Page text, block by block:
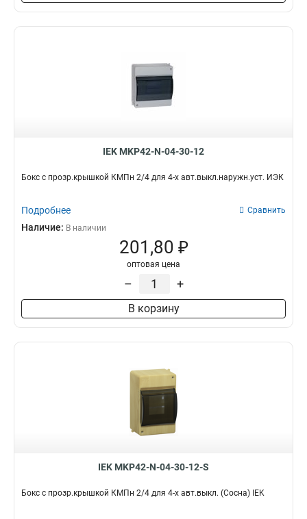
IEK MKP42-N-04-30-12
Бокс с прозр.крышкой КМПн 2/4 для 4-х авт.выкл.наружн.уст. ИЭК
Подробнее Сравнить
Наличие: В наличии
201,80 ₽
оптовая цена
– +
В корзину
IEK MKP42-N-04-30-12-S
Бокс с прозр.крышкой КМПн 2/4 для 4-х авт.выкл. (Сосна) IEK